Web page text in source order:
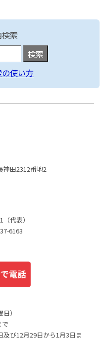
索
使い方
神田2312番地2
代表）
6163
）
で
び12月29日から1月3日ま